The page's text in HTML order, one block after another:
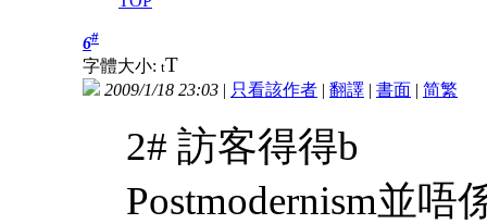
6#
字體大小: tT
2009/1/18 23:03 | 只看該作者 | 翻譯 | 書面 | 简繁
2# 訪客得得b
Postmodernism並